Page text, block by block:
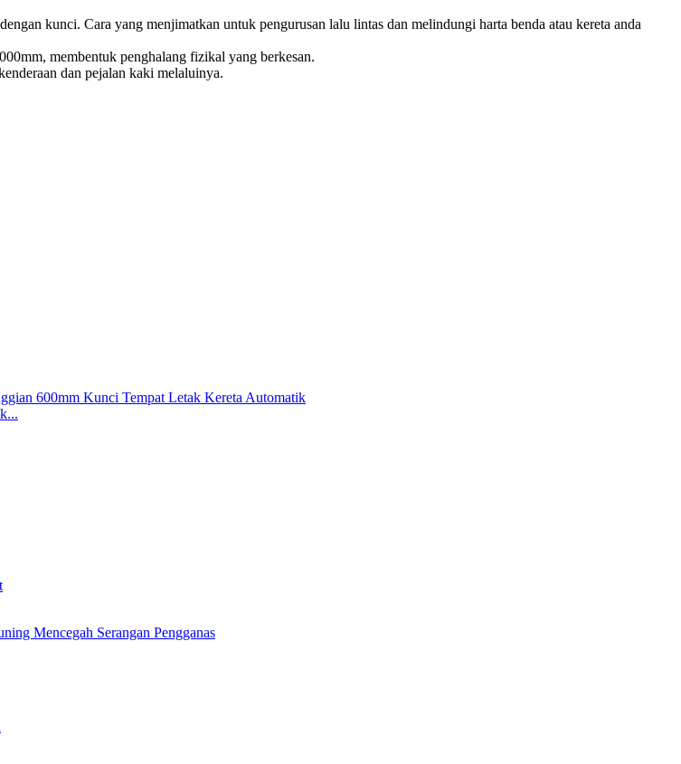
kunci. Cara yang menjimatkan untuk pengurusan lalu lintas dan melindungi harta benda atau kereta anda
membentuk penghalang fizikal yang berkesan.
dan pejalan kaki melaluinya.